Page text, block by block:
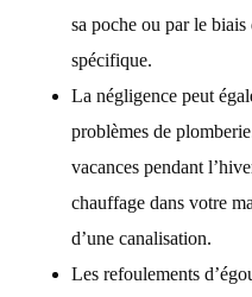
sa poche ou par le
spécifique.
La négligence peut
problèmes de
vacances pendant
chauffage dans votre
d’une canalisation.
Les refoulements